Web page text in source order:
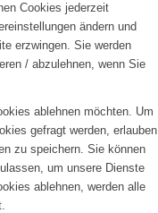
Cookies jederzeit
ändern und
erzwingen. Sie werden
/ abzulehnen, wenn Sie
ablehnen möchten. Um
gefragt werden, erlauben
zu speichern. Sie können
um unsere Dienste
ablehnen, werden alle